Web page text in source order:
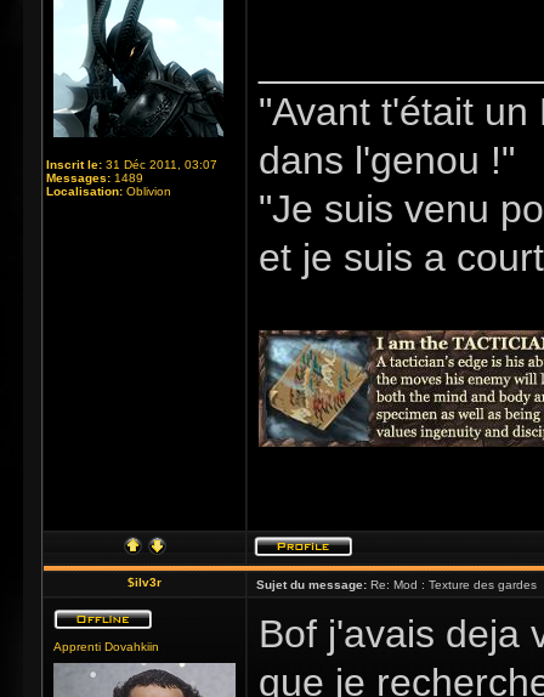
Inscrit le: 31 Déc 2011, 03:07
Messages: 1489
Localisation: Oblivion
"Avant t'était
dans l'genou !"
"Je suis venu
et je suis a
$ilv3r Sujet du message: Re: Mod : Texture des gardes
Apprenti Dovahkiin
Bof j'avais deja
que je